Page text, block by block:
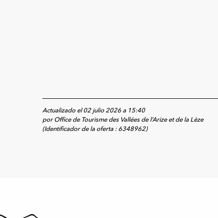
Actualizado el 02 julio 2026 a 15:40
por Office de Tourisme des Vallées de l’Arize et de la Lèze
(Identificador de la oferta : 6348962)